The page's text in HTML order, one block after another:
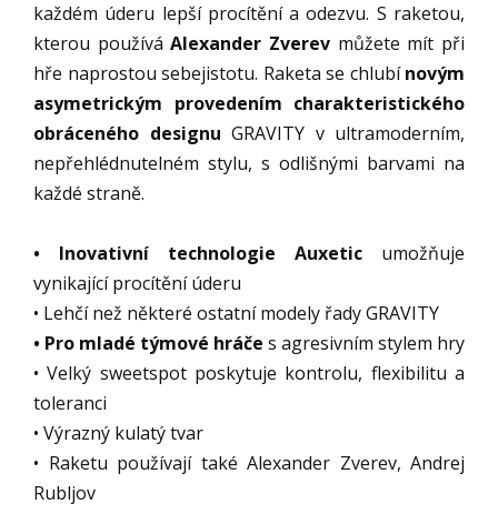
každém úderu lepší procítění a odezvu. S raketou,
kterou používáAlexander Zverev můžete mít při
hře naprostou sebejistotu. Raketa se chlubínovým
asymetrickým provedením charakteristického
obráceného designu GRAVITY v ultramoderním,
nepřehlédnutelném stylu, s odlišnými barvami na
každé straně.
• Inovativní technologie Auxetic umožňuje
vynikající procítění úderu
• Lehčí než některé ostatní modely řady GRAVITY
• Pro mladé týmové hráče s agresivním stylem hry
• Velký sweetspot poskytuje kontrolu, flexibilitu a
toleranci
• Výrazný kulatý tvar
• Raketu používají také Alexander Zverev, Andrej
Rubljov